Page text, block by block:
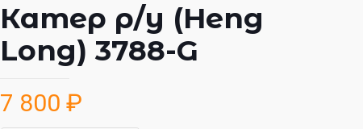
Катер р/у (Heng
Long) 3788-G
7 800 ₽